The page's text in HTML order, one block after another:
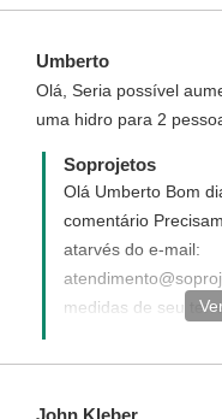
incluso no custo da
Umberto
Olá, Seria possível
uma hidro para 2
Soprojetos
Olá Umberto Bom
comentário
atarvés do e-mail:
medidas de seu
execução de suas
John Kleber